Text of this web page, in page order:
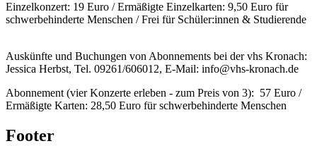
Einzelkonzert: 19 Euro / Ermäßigte Einzelkarten: 9,50 Euro für
schwerbehinderte Menschen / Frei für Schüler:innen & Studierende
Auskünfte und Buchungen von Abonnements bei der vhs Kronach:
Jessica Herbst, Tel. 09261/606012, E-Mail: info@vhs-kronach.de
Abonnement (vier Konzerte erleben - zum Preis von 3): 57 Euro /
Ermäßigte Karten: 28,50 Euro für schwerbehinderte Menschen
Footer